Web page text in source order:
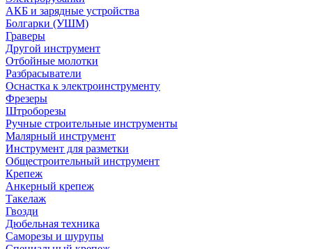
АКБ и зарядные устройства
Болгарки (УШМ)
Граверы
Другой инструмент
Отбойные молотки
Разбрасыватели
Оснастка к электроинструменту
Фрезеры
Штроборезы
Ручные строительные инструменты
Малярный инструмент
Инструмент для разметки
Общестроительный инструмент
Крепеж
Анкерный крепеж
Такелаж
Гвозди
Дюбельная техника
Саморезы и шурупы